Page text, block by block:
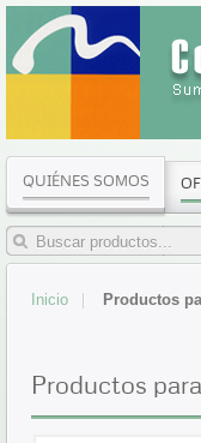
QUIÉNES SOMOS
Inicio Productos
Productos